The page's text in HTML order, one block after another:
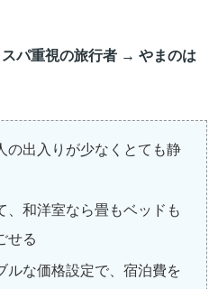
パ重視の旅行者 → やまのは
の出入りが少なくとても静
、和洋室なら畳もベッドも
せる
ルな価格設定で、宿泊費を